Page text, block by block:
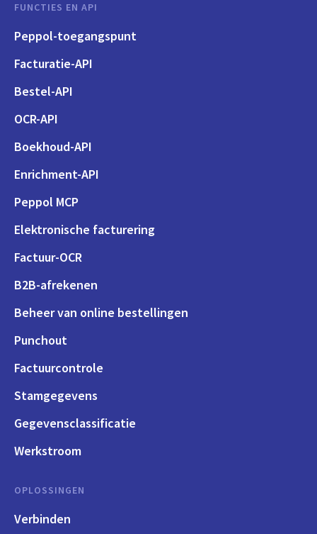
FUNCTIES EN API
Peppol-toegangspunt
Facturatie-API
Bestel-API
OCR-API
Boekhoud-API
Enrichment-API
Peppol MCP
Elektronische facturering
Factuur-OCR
B2B-afrekenen
Beheer van online bestellingen
Punchout
Factuurcontrole
Stamgegevens
Gegevensclassificatie
Werkstroom
OPLOSSINGEN
Verbinden